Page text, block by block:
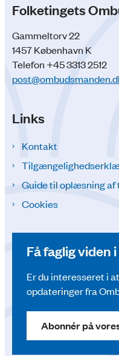
Folketingets
Gammeltorv 22
1457 København K
Telefon +45 3313 2512
Links
Kontakt
Guide til oplæsning af
Cookies
Få faglig viden
Er du interesseret i
opdateringer fra
Abonnér på